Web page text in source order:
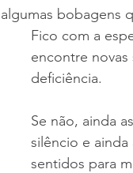
bobagens
Fico com a
encontre novas
deficiência.
Se não, ainda
silêncio e
sentidos para